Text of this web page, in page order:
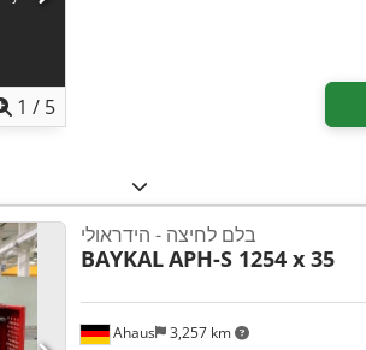
1 / 5
Ahaus 3,257 km
בלם לחיצה - הידראולי
BAYKALAPH-S 1254 x 35